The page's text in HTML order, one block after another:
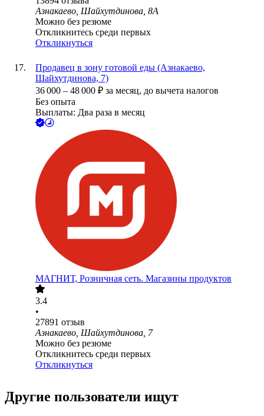
Азнакаево, Шайхутдинова, 8А
Можно без резюме
Откликнитесь среди первых
Откликнуться
Продавец в зону готовой еды (Азнакаево,
Шайхутдинова, 7)
36 000 – 48 000 ₽ за месяц, до вычета налогов
Без опыта
Выплаты: Два раза в месяц
МАГНИТ, Розничная сеть. Магазины продуктов
3.4
•
27891 отзыв
Азнакаево, Шайхутдинова, 7
Можно без резюме
Откликнитесь среди первых
Откликнуться
Другие пользователи ищут